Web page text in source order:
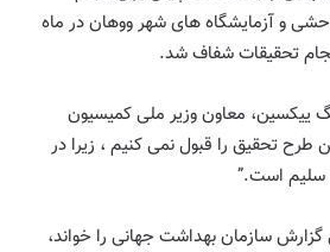
و آزمایشگاه های شهر ووهان در ماه
تحقیقات شفاف شد.
ییکسین، معاون وزیر ملی کمیسیون
تحقیق را قبول نمی کنیم ، زیرا در
سلیم است.”
سازمان بهداشت جهانی را خواند،